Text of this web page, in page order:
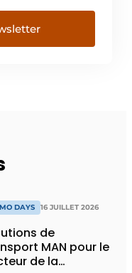
DAYS 16 JUILLET 2026
de
MAN pour le
de la